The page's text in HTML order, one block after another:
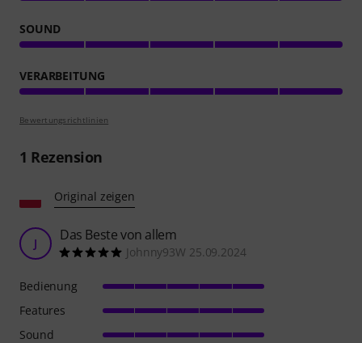
SOUND
VERARBEITUNG
Bewertungsrichtlinien
1 Rezension
Original zeigen
J Das Beste von allem
Johnny93W 25.09.2024
Bedienung
Features
Sound